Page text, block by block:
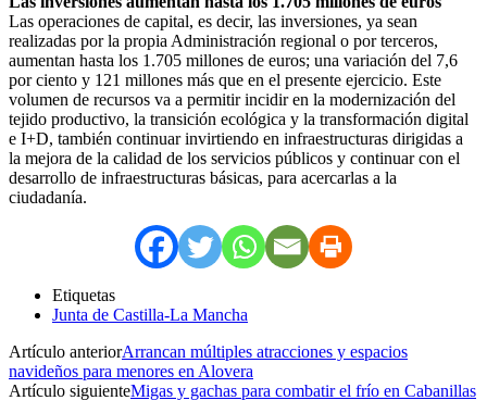
Las operaciones de capital, es decir, las inversiones, ya sean
realizadas por la propia Administración regional o por terceros,
aumentan hasta los 1.705 millones de euros; una variación del 7,6
por ciento y 121 millones más que en el presente ejercicio. Este
volumen de recursos va a permitir incidir en la modernización del
tejido productivo, la transición ecológica y la transformación digital
e I+D, también continuar invirtiendo en infraestructuras dirigidas a
la mejora de la calidad de los servicios públicos y continuar con el
desarrollo de infraestructuras básicas, para acercarlas a la
ciudadanía.
Etiquetas
Junta de Castilla-La Mancha
Artículo anteriorArrancan múltiples atracciones y espacios
navideños para menores en Alovera
Artículo siguienteMigas y gachas para combatir el frío en Cabanillas